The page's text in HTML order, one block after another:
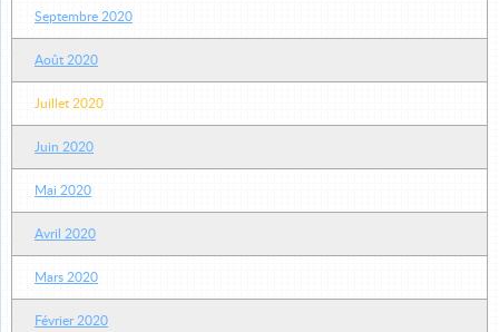
Septembre 2020
Août 2020
Juillet 2020
Juin 2020
Mai 2020
Avril 2020
Mars 2020
Février 2020